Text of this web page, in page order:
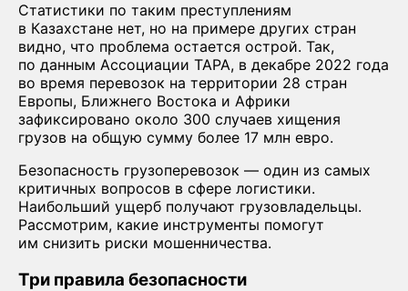
Статистики по таким преступлениям
в Казахстане нет, но на примере других стран
видно, что проблема остается острой. Так,
по данным Ассоциации TAPA, в декабре 2022 года
во время перевозок на территории 28 стран
Европы, Ближнего Востока и Африки
зафиксировано около 300 случаев хищения
грузов на общую сумму более 17 млн евро.
Безопасность грузоперевозок — один из самых
критичных вопросов в сфере логистики.
Наибольший ущерб получают грузовладельцы.
Рассмотрим, какие инструменты помогут
им снизить риски мошенничества.
Три правила безопасности